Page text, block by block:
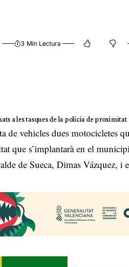
3 Min Lectura
a les tasques de la policia de proximitat
de vehicles dues motocicletes
que s’implantarà en el
de Sueca, Dimas Vázquez, i